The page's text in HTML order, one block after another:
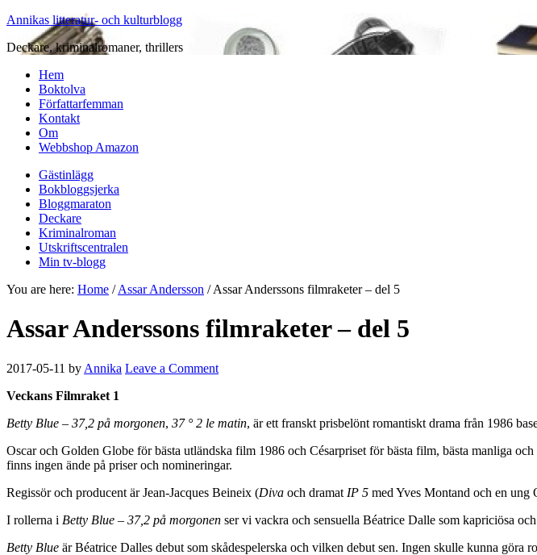
Annikas litteratur- och kulturblogg
Deckare, kriminalromaner, thrillers
Hem
Boktolva
Författarfemman
Kontakt
Om
Webbshop Amazon
Gästinlägg
Bokbloggsjerka
Bloggmaraton
Deckare
Kriminalroman
Utskriftscentralen
Min tv-blogg
You are here: Home / Assar Andersson /Assar Anderssons filmraketer – del 5
Assar Anderssons filmraketer – del 5
2017-05-11 by Annika Leave a Comment
Veckans Filmraket 1
Betty Blue – 37,2 på morgonen, 37 ° 2 le matin, är ett franskt prisbelönt romantiskt drama från 1986
Oscar och Golden Globe för bästa utländska film 1986 och Césarpriset för bästa film, bästa manliga
finns ingen ände på priser och nomineringar.
Regissör och producent är Jean-Jacques Beineix (Diva och dramat IP 5 med Yves Montand och en ung
I rollerna i Betty Blue – 37,2 på morgonen ser vi vackra och sensuella Béatrice Dalle som kapriciösa
Betty Blue är Béatrice Dalles debut som skådespelerska och vilken debut sen. Ingen skulle kunna göra